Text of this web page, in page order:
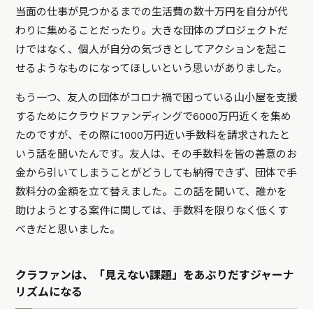
当面の仕事が見つかるまでの生活費の数十万円を自分が代
わりに集めることだったり。大きな団体のプロジェクトだ
けではなく、個人が自分の気づきとしてアクションを起こ
せるようなものになってほしいという思いがありました。
もう一つ、友人の団体がコロナ禍で困っている山小屋を支援
するためにクラウドファンディングで6000万円近くを集め
たのですが、その際に1000万円近い手数料を請求されたと
いう話を聞いたんです。友人は、その手数料を皆の善意のお
金から引いてしまうことがどうしても納得できず、団体で手
数料分の金額を立て替えました。この話を聞いて、誰かを
助けようとする案件に関しては、手数料を限りなく低くす
べきだと思いました。
クラファンは、「見えない課題」をあぶりだすジャーナ
リズムになる